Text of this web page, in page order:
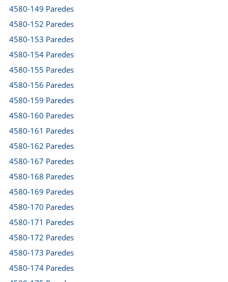
4580-149 Paredes
4580-152 Paredes
4580-153 Paredes
4580-154 Paredes
4580-155 Paredes
4580-156 Paredes
4580-159 Paredes
4580-160 Paredes
4580-161 Paredes
4580-162 Paredes
4580-167 Paredes
4580-168 Paredes
4580-169 Paredes
4580-170 Paredes
4580-171 Paredes
4580-172 Paredes
4580-173 Paredes
4580-174 Paredes